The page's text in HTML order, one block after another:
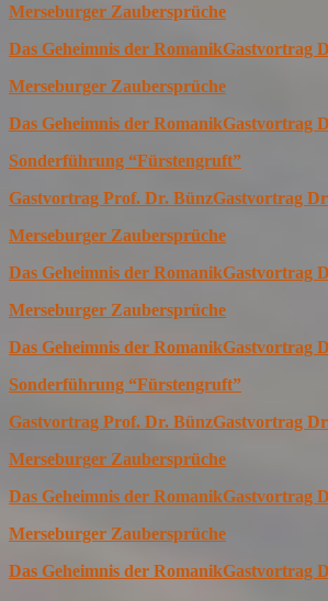
Merseburger Zaubersprüche
Das Geheimnis der RomanikGastvortrag
Merseburger Zaubersprüche
Das Geheimnis der RomanikGastvortrag
Sonderführung “Fürstengruft”
Gastvortrag Prof. Dr. BünzGastvortrag
Merseburger Zaubersprüche
Das Geheimnis der RomanikGastvortrag
Merseburger Zaubersprüche
Das Geheimnis der RomanikGastvortrag
Sonderführung “Fürstengruft”
Gastvortrag Prof. Dr. BünzGastvortrag
Merseburger Zaubersprüche
Das Geheimnis der RomanikGastvortrag
Merseburger Zaubersprüche
Das Geheimnis der RomanikGastvortrag